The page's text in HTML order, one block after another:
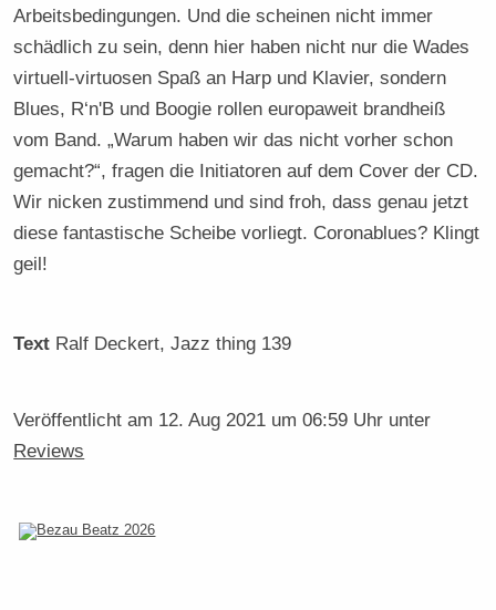
Arbeitsbedingungen. Und die scheinen nicht immer
schädlich zu sein, denn hier haben nicht nur die Wades
virtuell-virtuosen Spaß an Harp und Klavier, sondern
Blues, R‘n'B und Boogie rollen europaweit brandheiß
vom Band. „Warum haben wir das nicht vorher schon
gemacht?“, fragen die Initiatoren auf dem Cover der CD.
Wir nicken zustimmend und sind froh, dass genau jetzt
diese fantastische Scheibe vorliegt. Coronablues? Klingt
geil!
Text Ralf Deckert, Jazz thing 139
Veröffentlicht am 12. Aug 2021 um 06:59 Uhr unter
Reviews